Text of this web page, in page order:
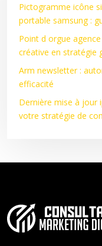
Pictogramme icône
portable samsung :
Point d orgue
créative en stratégie
Arm newsletter :
efficacité
Dernière mise à jour
votre stratégie de